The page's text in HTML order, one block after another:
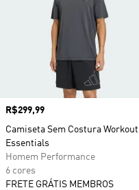
Preço
R$299,99
Camiseta Sem Costura Workout
Essentials
Homem Performance
6 cores
FRETE GRÁTIS MEMBROS